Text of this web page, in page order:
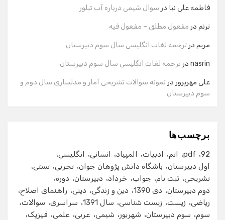
فاطمه علی نیا در سوال شیمی درباره آب تبلور
ترنم در مفعول مطلق – مفعول فیه
مریم در ترجمه لغات انگلیسی سال سوم دبیرستان
nasrin در ترجمه لغات انگلیسی سال سوم دبیرستان
علی مهرپرور در نمونه سوالات تشریحی آمار و مدلسازی سال دوم و
سوم دبیرستان
برچسب‌ها
92
pdf اتم ادبیات المپیاد انسانی
انگلیسی
اول دبیرستان
باشگاه دانش پژوهان جوان تجربی تستی
تشریحی ثبت نام جواب خرداد دبیرستان
دوره
دوم دبیرستان
دی 1390 دین و زندگی دینی
راهنمای اصلاح
ریاضی
زیست زیست شناسی سال 1391 سراسری
سوالات
سوم
سوم دبیرستان شهریور شیمی عربی علمی فیزیک
وارد کنید.
ایمیل